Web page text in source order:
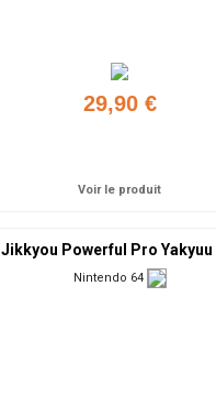
29,90 €
Voir le produit
Jikkyou Powerful Pro Yakyuu
Nintendo 64